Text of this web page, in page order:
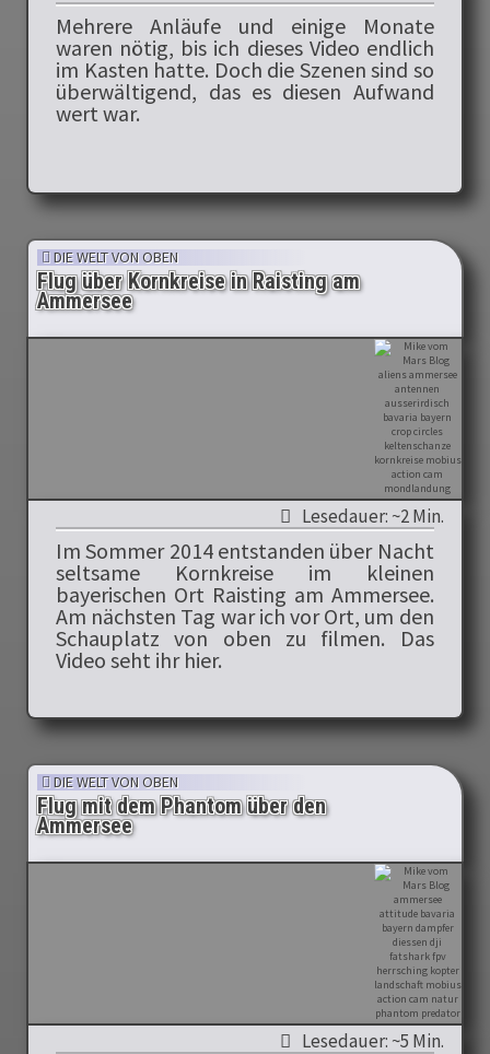
Mehrere Anläufe und einige Monate
waren nötig, bis ich dieses Video endlich
im Kasten hatte. Doch die Szenen sind so
überwältigend, das es diesen Aufwand
wert war.
DIE WELT VON OBEN
Flug über Kornkreise in Raisting am
Ammersee
Lesedauer: ~2 Min.
Im Sommer 2014 entstanden über Nacht
seltsame Kornkreise im kleinen
bayerischen Ort Raisting am Ammersee.
Am nächsten Tag war ich vor Ort, um den
Schauplatz von oben zu filmen. Das
Video seht ihr hier.
DIE WELT VON OBEN
Flug mit dem Phantom über den
Ammersee
Lesedauer: ~5 Min.